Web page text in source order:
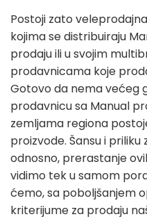
Postoji zato
kojima se distribuiraju
prodaju ili u svojim
prodavnicama koje
Gotovo da nema većeg
prodavnicu sa Manual
zemljama regiona
proizvode. Šansu i priliku
odnosno, prerastanje
vidimo tek u samom
ćemo, sa poboljšanjem
kriterijume za prodaju